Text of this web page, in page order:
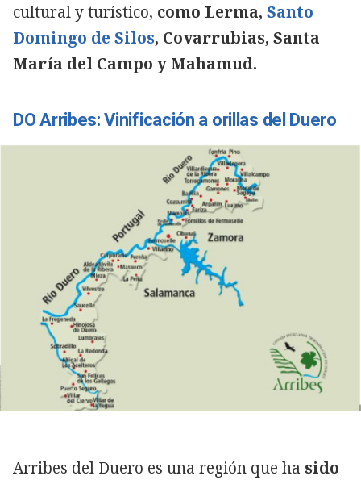
cultural y turístico, como Lerma, Santo
Domingo de Silos, Covarrubias, Santa
María del Campo y Mahamud.
DO Arribes: Vinificación a orillas del Duero
Arribes del Duero es una región que ha sido